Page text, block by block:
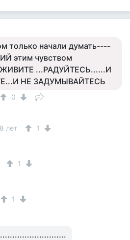
только начали думать----
этим чувством
...РАДУЙТЕСЬ......И
НЕ ЗАДУМЫВАЙТЕСЬ
0
8 лет 1
1
1